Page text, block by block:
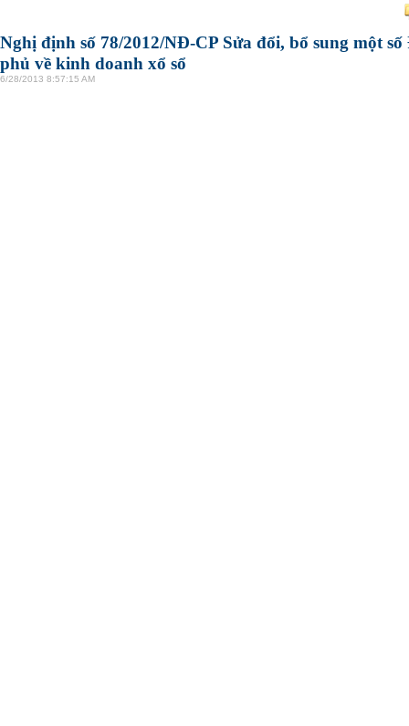
Nghị định số 78/2012/NĐ-CP Sửa đổi, bổ sung một
phủ về kinh doanh xổ sổ
6/28/2013 8:57:15 AM